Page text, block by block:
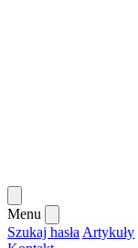
Menu
Szukaj hasła Artykuły